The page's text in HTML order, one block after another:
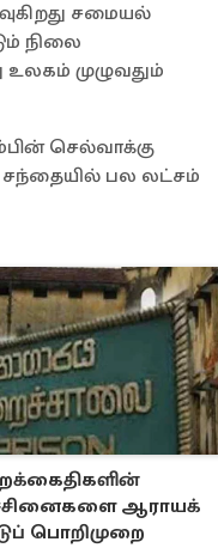
சமையல்
நிலை
உலகம் முழுவதும்
செல்வாக்கு
பல லட்சம்
ஆராயக்
பொறிமுறை